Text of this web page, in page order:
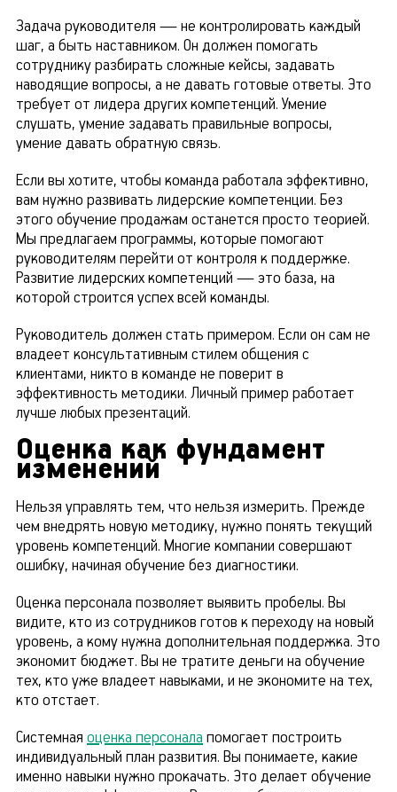
Задача руководителя — не контролировать каждый
шаг, а быть наставником. Он должен помогать
сотруднику разбирать сложные кейсы, задавать
наводящие вопросы, а не давать готовые ответы. Это
требует от лидера других компетенций. Умение
слушать, умение задавать правильные вопросы,
умение давать обратную связь.
Если вы хотите, чтобы команда работала эффективно,
вам нужно развивать лидерские компетенции. Без
этого обучение продажам останется просто теорией.
Мы предлагаем программы, которые помогают
руководителям перейти от контроля к поддержке.
Развитие лидерских компетенций — это база, на
которой строится успех всей команды.
Руководитель должен стать примером. Если он сам не
владеет консультативным стилем общения с
клиентами, никто в команде не поверит в
эффективность методики. Личный пример работает
лучше любых презентаций.
Оценка как фундамент
изменений
Нельзя управлять тем, что нельзя измерить. Прежде
чем внедрять новую методику, нужно понять текущий
уровень компетенций. Многие компании совершают
ошибку, начиная обучение без диагностики.
Оценка персонала позволяет выявить пробелы. Вы
видите, кто из сотрудников готов к переходу на новый
уровень, а кому нужна дополнительная поддержка. Это
экономит бюджет. Вы не тратите деньги на обучение
тех, кто уже владеет навыками, и не экономите на тех,
кто отстает.
Системная оценка персонала помогает построить
индивидуальный план развития. Вы понимаете, какие
именно навыки нужно прокачать. Это делает обучение